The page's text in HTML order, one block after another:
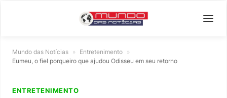
Mundo das Notícias » Entretenimento »
Eumeu, o fiel porqueiro que ajudou Odisseu em seu retorno
ENTRETENIMENTO